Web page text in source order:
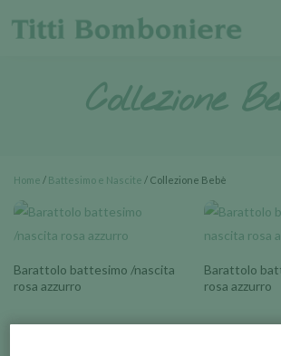
Collezione
Home / Battesimo e Nascite / Collezione Bebè
Barattolo battesimo /nascita
rosa azzurro
Barattolo
rosa azzurro